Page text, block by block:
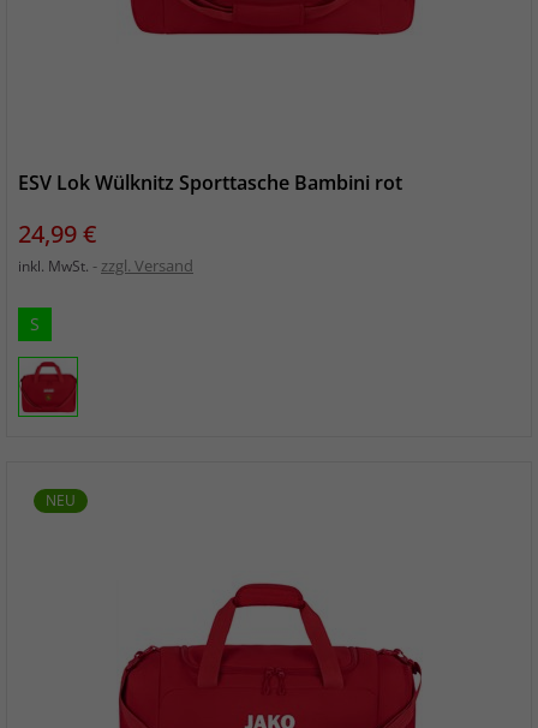
ESV Lok Wülknitz Sporttasche Bambini rot
Preis
24,99 €
inkl. MwSt. zzgl. Versand
S
NEU